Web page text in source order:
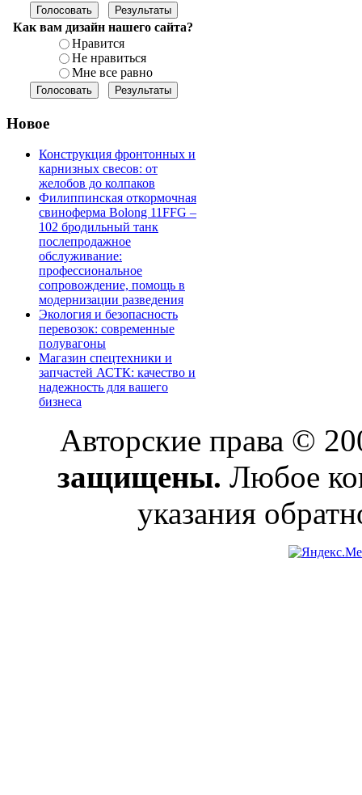
Как вам дизайн нашего сайта?
Нравится
Не нравиться
Мне все равно
Новое
Конструкция фронтонных и
карнизных свесов: от
желобов до колпаков
Филиппинская откормочная
свиноферма Bolong 11FFG –
102 бродильный танк
послепродажное
обслуживание:
профессиональное
сопровождение, помощь в
модернизации разведения
Экология и безопасность
перевозок: современные
полувагоны
Магазин спецтехники и
запчастей АСТК: качество и
надежность для вашего
бизнеса
Авторские права ©
защищены. Любое
указания